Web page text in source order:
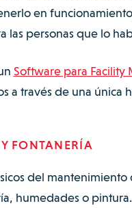
en
las personas que lo
Software para Facility
a través de una única
FONTANERÍA
del
humedades o